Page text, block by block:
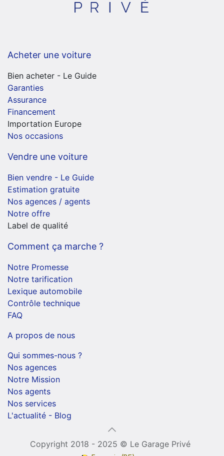
Acheter une voiture
Bien acheter - Le Guide
Garanties
Assurance
Financement
Importation Europe
Nos occasions
Vendre une voiture
Bien vendre - Le Guide
Estimation gratuite
Nos agences / agents
Notre offre
Label de qualité
Comment ça marche ?
Notre Promesse
Notre tarification
Lexique automobile
Contrôle technique
FAQ
A propos de nous
Qui sommes-nous ?
Nos agences
Notre Mission
Nos agents
Nos services
L'actualité - Blog
Copyright 2018 - 2025 © Le Garage Privé